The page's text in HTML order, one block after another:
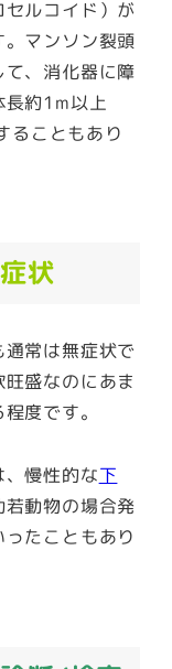
ルコイド）が
マンソン裂頭
、消化器に障
長約1m以上
ることもあり
状
常は無症状で
盛なのにあま
度です。
慢性的な下
動物の場合発
たこともあり